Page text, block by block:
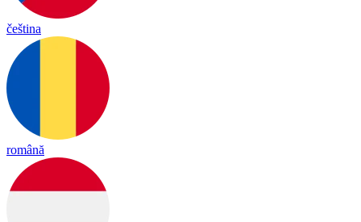
čeština
română